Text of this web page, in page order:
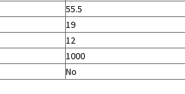
55.5
19
12
1000
No